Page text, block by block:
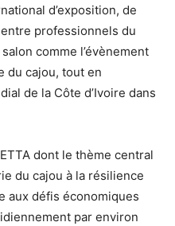
d’exposition, de
professionnels du
comme l’évènement
du cajou, tout en
de la Côte d’Ivoire dans
dont le thème central
du cajou à la résilience
aux défis économiques
par environ